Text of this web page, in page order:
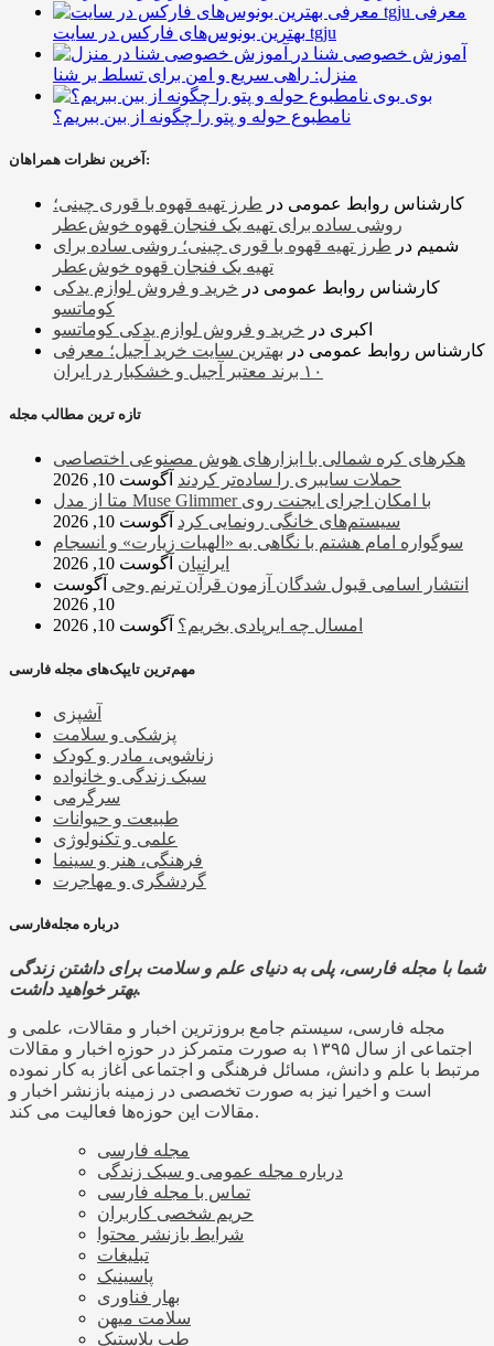
معرفی
بهترین بونوس‌های فارکس در سایت tgju
آموزش خصوصی شنا در
منزل: راهی سریع و امن برای تسلط بر شنا
بوی
نامطبوع حوله و پتو را چگونه از بین ببریم؟
آخرین نظرات همراهان:
کارشناس روابط عمومی در طرز تهیه قهوه با قوری چینی؛
روشی ساده برای تهیه یک فنجان قهوه خوش‌عطر
شمیم در طرز تهیه قهوه با قوری چینی؛ روشی ساده برای
تهیه یک فنجان قهوه خوش‌عطر
کارشناس روابط عمومی در خرید و فروش لوازم یدکی
کوماتسو
اکبری در خرید و فروش لوازم یدکی کوماتسو
کارشناس روابط عمومی در بهترین سایت خرید آجیل؛ معرفی
۱۰ برند معتبر آجیل و خشکبار در ایران
تازه ترین مطالب مجله
هکرهای کره شمالی با ابزارهای هوش مصنوعی اختصاصی
حملات سایبری را ساده‌تر کردند آگوست 10, 2026
متا از مدل Muse Glimmer با امکان اجرای ایجنت روی
سیستم‌های خانگی رونمایی کرد آگوست 10, 2026
سوگواره امام هشتم با نگاهی به «الهیات زیارت» و انسجام
ایرانیان آگوست 10, 2026
انتشار اسامی قبول شدگان آزمون قرآن ترنم وحی آگوست
10, 2026
امسال چه ایرپادی بخریم؟ آگوست 10, 2026
مهم‌ترین تایپک‌های مجله فارسی
آشپزی
پزشکی و سلامت
زناشویی، مادر و کودک
سبک زندگی و خانواده
سرگرمی
طبیعت و حیوانات
علمی و تکنولوژی
فرهنگی، هنر و سینما
گردشگری و مهاجرت
درباره مجله‌فارسی
شما با مجله فارسی، پلی به دنیای علم و سلامت برای داشتن زندگی
بهتر خواهید داشت.
مجله فارسی، سیستم جامع بروزترین اخبار و مقالات، علمی و
اجتماعی از سال ۱۳۹۵ به صورت متمرکز در حوزه اخبار و مقالات
مرتبط با علم و دانش، مسائل فرهنگی و اجتماعی آغاز به کار نموده
است و اخیرا نیز به صورت تخصصی در زمینه بازنشر اخبار و
مقالات این حوزه‌ها فعالیت می کند.
مجله فارسی
درباره مجله عمومی و سبک زندگی
تماس با مجله فارسی
حریم شخصی کاربران
شرایط بازنشر محتوا
تبلیغات
پاسینیک
بهار فناوری
سلامت میهن
طب پلاستیک